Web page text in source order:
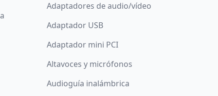
Adaptadores de audio/vídeo
Adaptador USB
Adaptador mini PCI
Altavoces y micrófonos
Audioguía inalámbrica